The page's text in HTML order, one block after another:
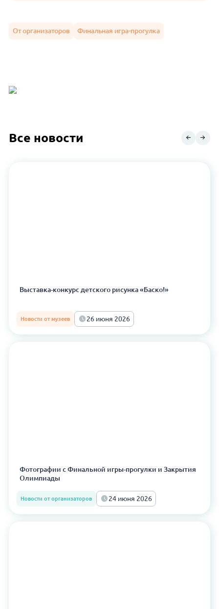
От организаторов Финальная игра-прогулка
Все новости
Выставка-конкурс детского рисунка «Баско!»
Новости от музеев 26 июня 2026
Фотографии с Финальной игры-прогулки и Закрытия
Олимпиады
Новости от организаторов 24 июня 2026